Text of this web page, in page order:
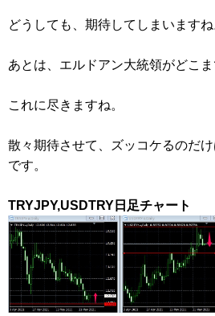
どうしても、期待してしまいますね
あとは、エルドアン大統領がどこ
これに尽きますね。
散々期待させて、ズッコケるのだ
です。
TRYJPY,USDTRY日足チャート